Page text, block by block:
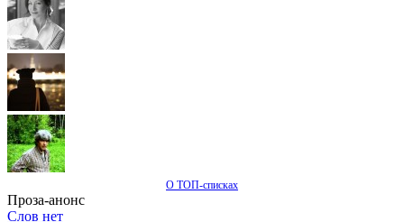
О ТОП-списках
Проза-анонс
Слов нет